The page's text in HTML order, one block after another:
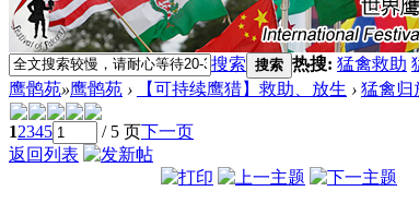
搜索 搜索 热搜: 猛禽救助
鹰鹘苑»鹰鹘苑 › 【可持续鹰猎】救助、放生 › 猛禽归
12345 / 5 页下一页
返回列表